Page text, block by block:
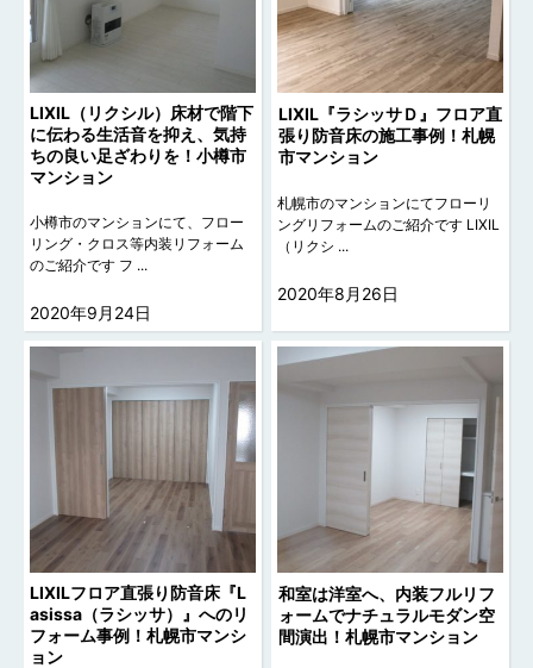
LIXIL（リクシル）床材で階下
に伝わる生活音を抑え、気持
ちの良い足ざわりを！小樽市
マンション
小樽市のマンションにて、フロー
リング・クロス等内装リフォーム
のご紹介です フ ...
2020年9月24日
LIXIL『ラシッサＤ』フロア直
張り防音床の施工事例！札幌
市マンション
札幌市のマンションにてフローリ
ングリフォームのご紹介です LIXIL
（リクシ ...
2020年8月26日
LIXILフロア直張り防音床『L
asissa（ラシッサ）』へのリ
フォーム事例！札幌市マンシ
ョン
和室は洋室へ、内装フルリフ
ォームでナチュラルモダン空
間演出！札幌市マンション